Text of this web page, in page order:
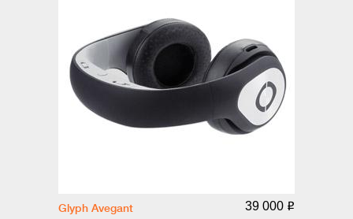
Glyph Avegant 39 000 o